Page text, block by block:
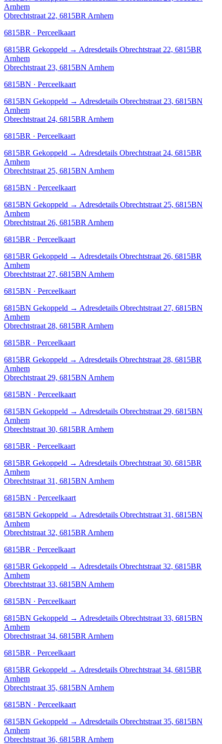
Arnhem
Obrechtstraat 22, 6815BR Arnhem
6815BR · Perceelkaart
6815BR Gekoppeld → Adresdetails Obrechtstraat 22, 6815BR
Arnhem
Obrechtstraat 23, 6815BN Arnhem
6815BN · Perceelkaart
6815BN Gekoppeld → Adresdetails Obrechtstraat 23, 6815BN
Arnhem
Obrechtstraat 24, 6815BR Arnhem
6815BR · Perceelkaart
6815BR Gekoppeld → Adresdetails Obrechtstraat 24, 6815BR
Arnhem
Obrechtstraat 25, 6815BN Arnhem
6815BN · Perceelkaart
6815BN Gekoppeld → Adresdetails Obrechtstraat 25, 6815BN
Arnhem
Obrechtstraat 26, 6815BR Arnhem
6815BR · Perceelkaart
6815BR Gekoppeld → Adresdetails Obrechtstraat 26, 6815BR
Arnhem
Obrechtstraat 27, 6815BN Arnhem
6815BN · Perceelkaart
6815BN Gekoppeld → Adresdetails Obrechtstraat 27, 6815BN
Arnhem
Obrechtstraat 28, 6815BR Arnhem
6815BR · Perceelkaart
6815BR Gekoppeld → Adresdetails Obrechtstraat 28, 6815BR
Arnhem
Obrechtstraat 29, 6815BN Arnhem
6815BN · Perceelkaart
6815BN Gekoppeld → Adresdetails Obrechtstraat 29, 6815BN
Arnhem
Obrechtstraat 30, 6815BR Arnhem
6815BR · Perceelkaart
6815BR Gekoppeld → Adresdetails Obrechtstraat 30, 6815BR
Arnhem
Obrechtstraat 31, 6815BN Arnhem
6815BN · Perceelkaart
6815BN Gekoppeld → Adresdetails Obrechtstraat 31, 6815BN
Arnhem
Obrechtstraat 32, 6815BR Arnhem
6815BR · Perceelkaart
6815BR Gekoppeld → Adresdetails Obrechtstraat 32, 6815BR
Arnhem
Obrechtstraat 33, 6815BN Arnhem
6815BN · Perceelkaart
6815BN Gekoppeld → Adresdetails Obrechtstraat 33, 6815BN
Arnhem
Obrechtstraat 34, 6815BR Arnhem
6815BR · Perceelkaart
6815BR Gekoppeld → Adresdetails Obrechtstraat 34, 6815BR
Arnhem
Obrechtstraat 35, 6815BN Arnhem
6815BN · Perceelkaart
6815BN Gekoppeld → Adresdetails Obrechtstraat 35, 6815BN
Arnhem
Obrechtstraat 36, 6815BR Arnhem